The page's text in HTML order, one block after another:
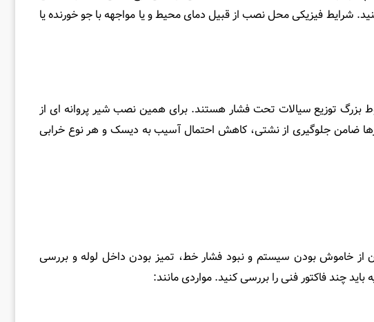
شرایط فیزیکی محل نصب از قبیل دمای محیط و یا مواجهه با جو خورنده یا
برای کنترل دبی در خطوط بزرگ توزیع سیالات تحت فشار هستند. برای همین نصب شیر پروانه ای از
ضامن جلوگیری از نشتی، کاهش احتمال آسیب به دیسک و هر نوع خرابی
از خاموش بودن سیستم و نبود فشار خط، تمیز بودن داخل لوله و بررسی
چند فاکتور فنی را بررسی کنید. مواردی مانند: